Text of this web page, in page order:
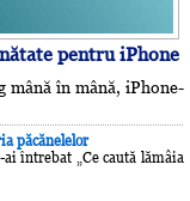
pentru iPhone
mână în mână, iPhone-
păcănelelor
întrebat „Ce caută lămâia